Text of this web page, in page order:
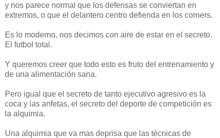
y nos parece normal que los defensas se conviertan en
extremos, o que el delantero centro defienda en los corners.
Es lo moderno, nos decimos con aire de estar en el secreto.
El futbol total.
Y queremos creer que todo esto es fruto del entrenamiento y
de una alimentación sana.
Pero igual que el secreto de tanto ejecutivo agresivo es la
coca y las anfetas, el secreto del deporte de competición es
la alquimia.
Una alquimia que va mas deprisa que las técnicas de